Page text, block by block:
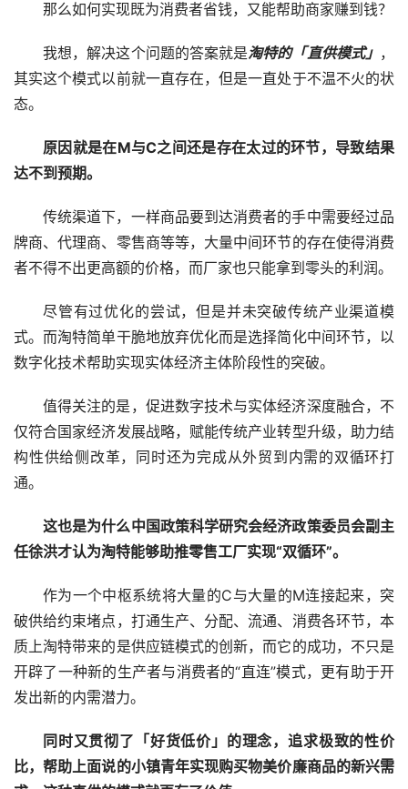
那么如何实现既为消费者省钱，又能帮助商家赚到钱？
我想，解决这个问题的答案就是淘特的「直供模式」 ，
其实这个模式以前就一直存在，但是一直处于不温不火的状
态。
原因就是在M与C之间还是存在太过的环节，导致结果
达不到预期。
传统渠道下，一样商品要到达消费者的手中需要经过品
牌商、代理商、零售商等等，大量中间环节的存在使得消费
者不得不出更高额的价格，而厂家也只能拿到零头的利润。
尽管有过优化的尝试，但是并未突破传统产业渠道模
式。而淘特简单干脆地放弃优化而是选择简化中间环节，以
数字化技术帮助实现实体经济主体阶段性的突破。
值得关注的是，促进数字技术与实体经济深度融合，不
仅符合国家经济发展战略，赋能传统产业转型升级，助力结
构性供给侧改革，同时还为完成从外贸到内需的双循环打
通。
这也是为什么中国政策科学研究会经济政策委员会副主
任徐洪才认为淘特能够助推零售工厂实现“双循环”。
作为一个中枢系统将大量的C与大量的M连接起来，突
破供给约束堵点，打通生产、分配、流通、消费各环节，本
质上淘特带来的是供应链模式的创新，而它的成功，不只是
开辟了一种新的生产者与消费者的“直连”模式，更有助于开
发出新的内需潜力。
同时又贯彻了「好货低价」的理念，追求极致的性价
比，帮助上面说的小镇青年实现购买物美价廉商品的新兴需